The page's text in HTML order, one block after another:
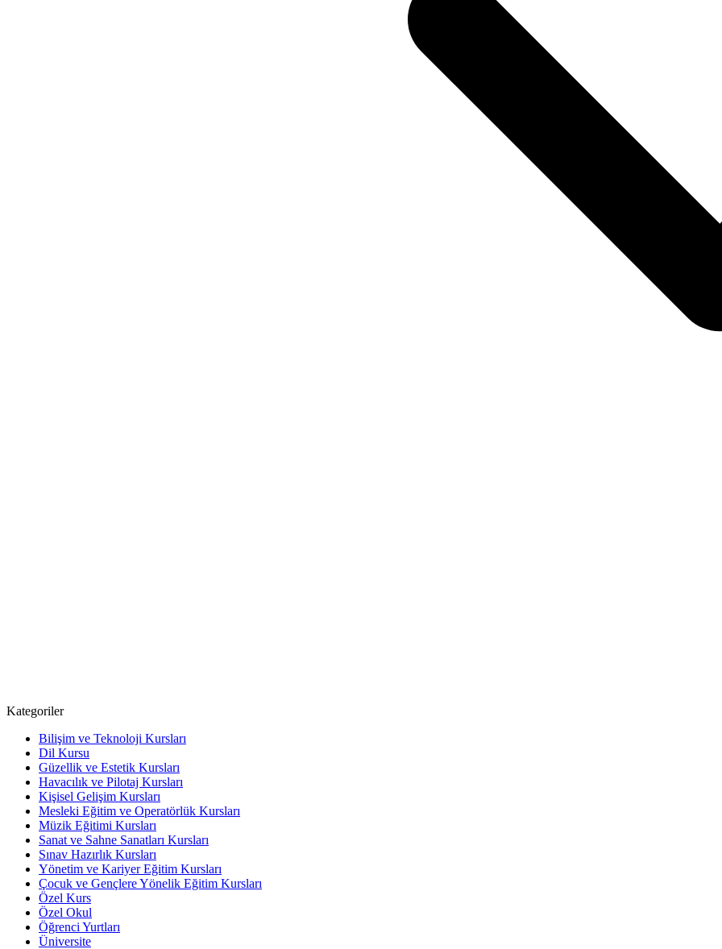
Kategoriler
Bilişim ve Teknoloji Kursları
Dil Kursu
Güzellik ve Estetik Kursları
Havacılık ve Pilotaj Kursları
Kişisel Gelişim Kursları
Mesleki Eğitim ve Operatörlük Kursları
Müzik Eğitimi Kursları
Sanat ve Sahne Sanatları Kursları
Sınav Hazırlık Kursları
Yönetim ve Kariyer Eğitim Kursları
Çocuk ve Gençlere Yönelik Eğitim Kursları
Özel Kurs
Özel Okul
Öğrenci Yurtları
Üniversite